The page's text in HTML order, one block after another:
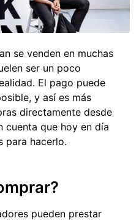
se venden en muchas
ser un poco
El pago puede
y así es más
directamente desde
cuenta que hoy en día
para hacerlo.
pueden prestar